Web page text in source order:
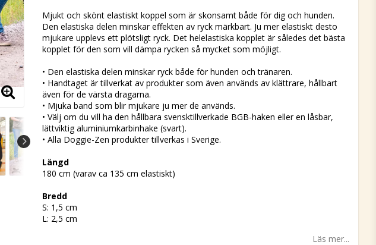
Mjukt och skönt elastiskt koppel som är skonsamt både för dig och hunden.
Den elastiska delen minskar effekten av ryck märkbart. Ju mer elastiskt desto
mjukare upplevs ett plötsligt ryck. Det helelastiska kopplet är således det bästa
kopplet för den som vill dämpa rycken så mycket som möjligt.
• Den elastiska delen minskar ryck både för hunden och tränaren.
• Handtaget är tillverkat av produkter som även används av klättrare, hållbart
även för de värsta dragarna.
• Mjuka band som blir mjukare ju mer de används.
• Välj om du vill ha den hållbara svensktillverkade BGB-haken eller en låsbar,
lättviktig aluminiumkarbinhake (svart).
• Alla Doggie-Zen produkter tillverkas i Sverige.
Längd
180 cm (varav ca 135 cm elastiskt)
Bredd
S: 1,5 cm
L: 2,5 cm
Läs mer...